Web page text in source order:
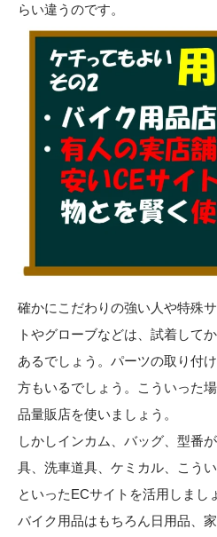
らい違うのです。
確かにこだわりの強い人や特殊
トやグローブなどは、試着して
あるでしょう。パーツの取り付
方もいるでしょう。こういった
品量販店を使いましょう。
しかしインカム、バッグ、型番
具、洗車道具、ケミカル、こう
といったECサイトを活用しまし
バイク用品はもちろん日用品、